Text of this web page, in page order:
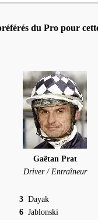
du Pro pour
Gaëtan Prat
Driver / Entraîneur
3 Dayak
6 Jablonski